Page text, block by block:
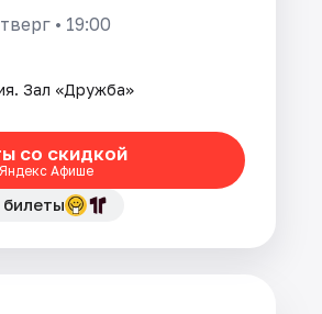
• 19:00
Зал «Дружба»
со скидкой
Афише